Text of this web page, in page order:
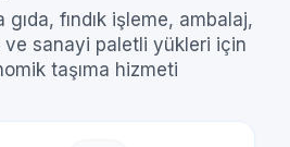
gıda, fındık işleme, ambalaj,
sanayi paletli yükleri için
taşıma hizmeti